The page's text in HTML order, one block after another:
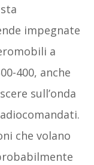
impegnate
a
400, anche
sull’onda
che volano